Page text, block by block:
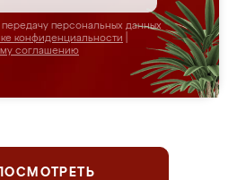
персональных данных
конфиденциальности
соглашению
ПОСМОТРЕТЬ